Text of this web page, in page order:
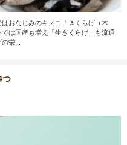
おなじみのキノコ「きくらげ（木
は国産も増え「生きくらげ」も流通
栄...
つ